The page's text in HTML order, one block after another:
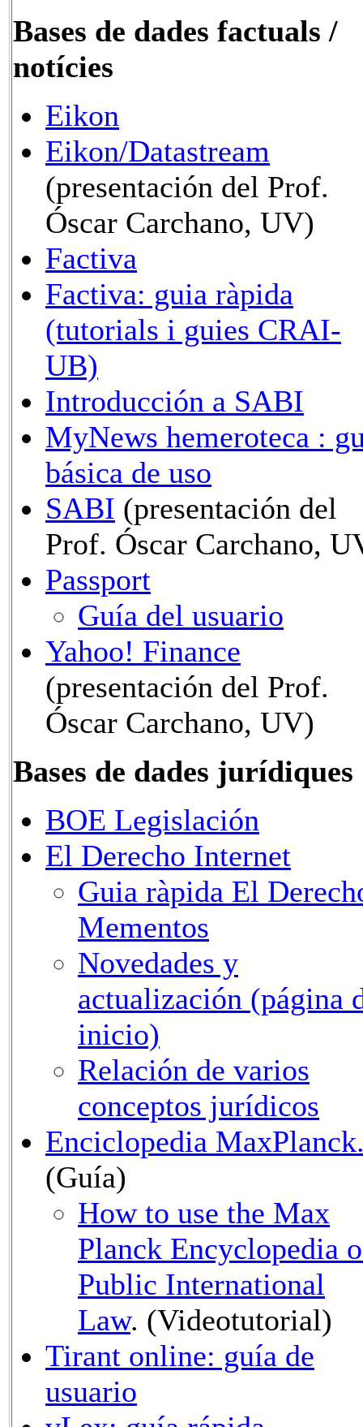
Bases de dades factuals /
notícies
Eikon
Eikon/Datastream
(presentación del Prof.
Óscar Carchano, UV)
Factiva
Factiva: guia ràpida
(tutorials i guies CRAI-
UB)
Introducción a SABI
MyNews hemeroteca :
básica de uso
SABI (presentación del
Prof. Óscar Carchano,
Passport
Guía del usuario
Yahoo! Finance
(presentación del Prof.
Óscar Carchano, UV)
Bases de dades jurídiques
BOE Legislación
El Derecho Internet
Guia ràpida El
Mementos
Novedades y
actualización (página
inicio)
Relación de varios
conceptos jurídicos
Enciclopedia
(Guía)
How to use the Max
Planck Encyclopedia
Public International
Law. (Videotutorial)
Tirant online: guía de
usuario